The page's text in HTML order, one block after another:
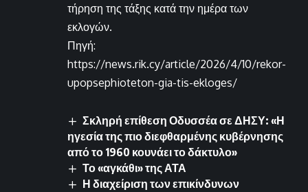
τήρηση της τάξης κατά την ημέρα των
εκλογών.
Πηγή:
https://news.rik.cy/article/2026/4/10/rekor-
upopsephioteton-gia-tis-ekloges/
Σκληρή επίθεση Οδυσσέα σε ΔΗΣΥ: «Η
ηγεσία της πιο διεφθαρμένης κυβέρνησης
από το 1960 κουνάει το δάκτυλο»
Το «αγκάθι» της ΑΤΑ
Η διαχείριση των επικίνδυνων